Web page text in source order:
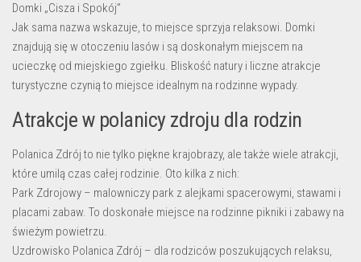
Domki „Cisza i Spokój”
Jak sama nazwa wskazuje, to miejsce sprzyja relaksowi. Domki
znajdują się w otoczeniu lasów i są doskonałym miejscem na
ucieczkę od miejskiego zgiełku. Bliskość natury i liczne atrakcje
turystyczne czynią to miejsce idealnym na rodzinne wypady.
Atrakcje w polanicy zdroju dla rodzin
Polanica Zdrój to nie tylko piękne krajobrazy, ale także wiele atrakcji,
które umilą czas całej rodzinie. Oto kilka z nich:
Park Zdrojowy – malowniczy park z alejkami spacerowymi, stawami i
placami zabaw. To doskonałe miejsce na rodzinne pikniki i zabawy na
świeżym powietrzu.
Uzdrowisko Polanica Zdrój – dla rodziców poszukujących relaksu,